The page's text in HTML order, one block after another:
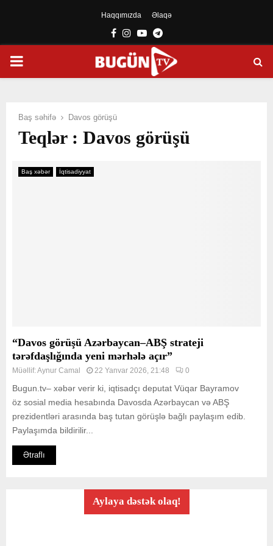
Haqqımızda Əlaqə
Facebook
Instagram
YoutubeTelegram
PRIMARY
Baş səhifə Davos görüşü
Teqlər : Davos görüşü
Baş xəbər İqtisadiyyat
“Davos görüşü Azərbaycan–ABŞ strateji
tərəfdaşlığında yeni mərhələ açır”
Müəllif:Aynur Camal 22 Yanvar 2026, 21:48 0
Bugun.tv– xəbər verir ki, iqtisadçı deputat Vüqar Bayramov
öz sosial media hesabında Davosda Azərbaycan və ABŞ
prezidentləri arasında baş tutan görüşlə bağlı paylaşım edib.
Paylaşımda bildirilir...
Ətraflı
Aylaya dəstək olaq!